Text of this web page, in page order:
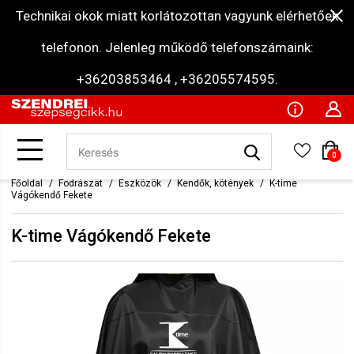
Technikai okok miatt korlátozottan vagyunk elérhetőek
telefonon. Jelenleg működő telefonszámaink:
+36203853464 , +36205574595.
0
Főoldal Fodrászat Eszközök Kendők, kötények
K-time
Vágókendő Fekete
K-time Vágókendő Fekete